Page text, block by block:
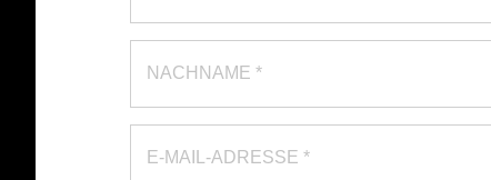
NACHNAME *
E-MAIL-ADRESSE *